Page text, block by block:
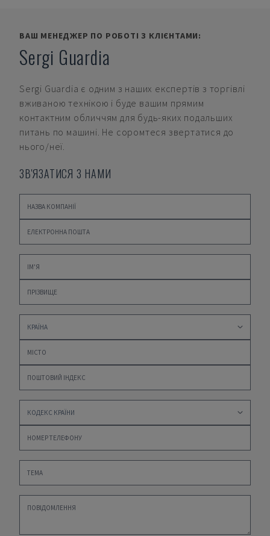
ВАШ МЕНЕДЖЕР ПО РОБОТІ З КЛІЄНТАМИ:
Sergi Guardia
Sergi Guardia є одним з наших експертів з торгівлі
вживаною технікою і буде вашим прямим
контактним обличчям для будь-яких подальших
питань по машині. Не соромтеся звертатися до
нього/неї.
ЗВ'ЯЗАТИСЯ З НАМИ